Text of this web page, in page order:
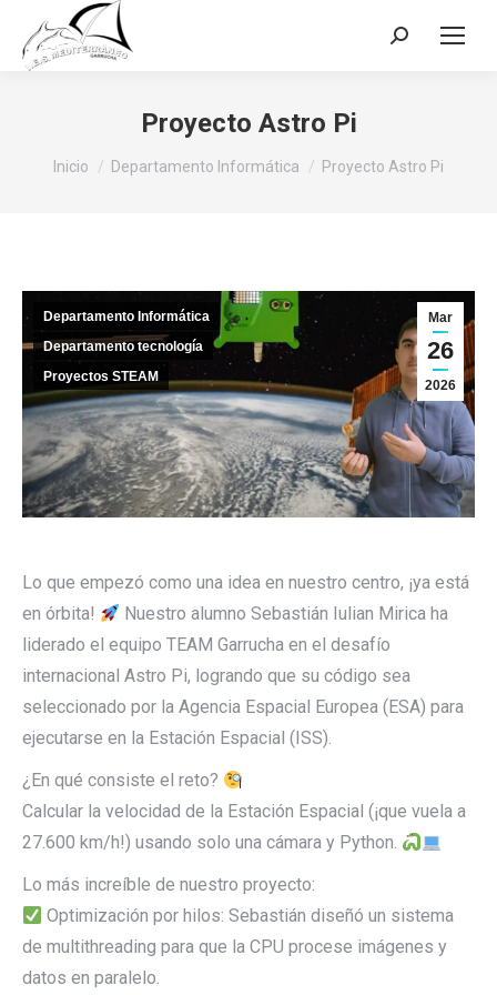
Buscar:
Proyecto Astro Pi
Estás aquí:
Inicio Departamento Informática Proyecto Astro Pi
Mar
26
2026
Departamento Informática
Departamento tecnología
Proyectos STEAM
Lo que empezó como una idea en nuestro centro, ¡ya está
en órbita!
Nuestro alumno Sebastián Iulian Mirica ha
liderado el equipo TEAM Garrucha en el desafío
internacional Astro Pi, logrando que su código sea
seleccionado por la Agencia Espacial Europea (ESA) para
ejecutarse en la Estación Espacial (ISS).
¿En qué consiste el reto?
Calcular la velocidad de la Estación Espacial (¡que vuela a
27.600 km/h!) usando solo una cámara y Python.
Lo más increíble de nuestro proyecto:
Optimización por hilos: Sebastián diseñó un sistema
de multithreading para que la CPU procese imágenes y
datos en paralelo.